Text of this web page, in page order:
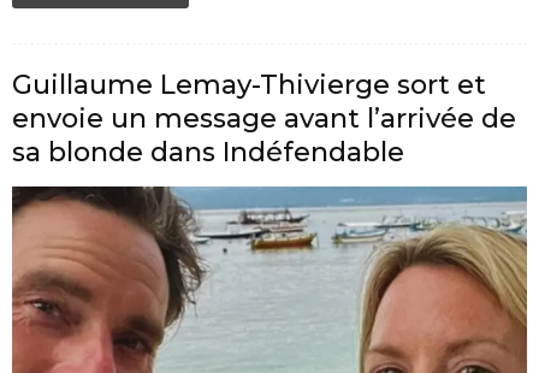
Guillaume Lemay-Thivierge sort et
envoie un message avant l’arrivée de
sa blonde dans Indéfendable